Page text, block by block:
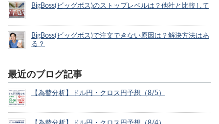
BigBoss(ビッグボス)のストップレベルは？他社と比較して
BigBoss(ビッグボス)で注文できない原因は？解決方法はあ
る？
最近のブログ記事
【為替分析】ドル円・クロス円予想（8/5）